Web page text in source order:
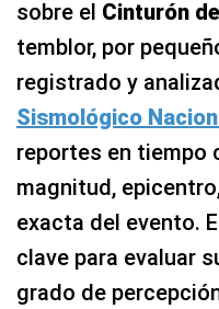
sobre el Cinturón
temblor, por
registrado y
Sismológico
reportes en tiempo
magnitud,
exacta del evento.
clave para evaluar
grado de